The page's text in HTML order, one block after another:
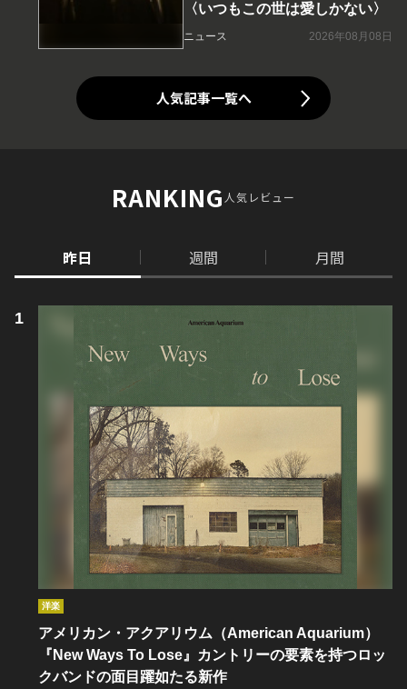
〈いつもこの世は愛しかない〉
ニュース 2026年08月08日
人気記事一覧へ
RANKING人気レビュー
昨日 週間 月間
洋楽
アメリカン・アクアリウム（American Aquarium）
『New Ways To Lose』カントリーの要素を持つロッ
クバンドの面目躍如たる新作